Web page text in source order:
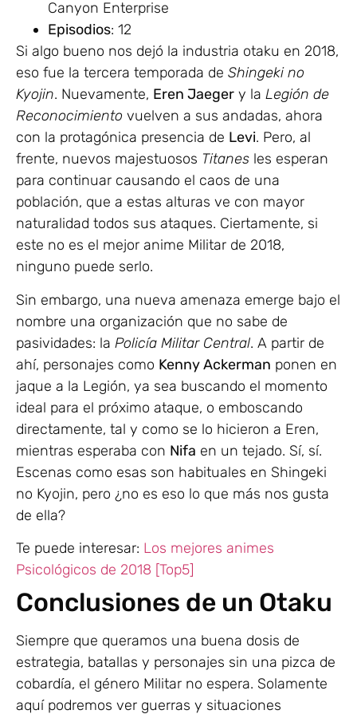
Canyon Enterprise
Episodios: 12
Si algo bueno nos dejó la industria otaku en 2018,
eso fue la tercera temporada de Shingeki no
Kyojin. Nuevamente, Eren Jaeger y la Legión de
Reconocimiento vuelven a sus andadas, ahora
con la protagónica presencia de Levi. Pero, al
frente, nuevos majestuosos Titanes les esperan
para continuar causando el caos de una
población, que a estas alturas ve con mayor
naturalidad todos sus ataques. Ciertamente, si
este no es el mejor anime Militar de 2018,
ninguno puede serlo.
Sin embargo, una nueva amenaza emerge bajo el
nombre una organización que no sabe de
pasividades: la Policía Militar Central. A partir de
ahí, personajes como Kenny Ackerman ponen en
jaque a la Legión, ya sea buscando el momento
ideal para el próximo ataque, o emboscando
directamente, tal y como se lo hicieron a Eren,
mientras esperaba con Nifa en un tejado. Sí, sí.
Escenas como esas son habituales en Shingeki
no Kyojin, pero ¿no es eso lo que más nos gusta
de ella?
Te puede interesar: Los mejores animes
Psicológicos de 2018 [Top5]
Conclusiones de un Otaku
Siempre que queramos una buena dosis de
estrategia, batallas y personajes sin una pizca de
cobardía, el género Militar no espera. Solamente
aquí podremos ver guerras y situaciones